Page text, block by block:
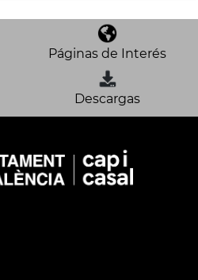
Páginas de Interés
Descargas